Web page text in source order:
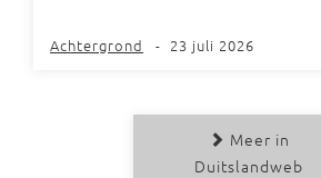
Achtergrond - 23 juli 2026
Meer in
Duitslandweb